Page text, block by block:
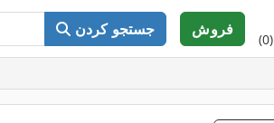
جستجو کردن فروش
(0)